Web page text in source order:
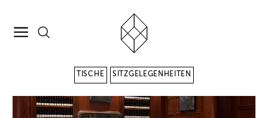
TISCHE SITZGELEGENHEITEN